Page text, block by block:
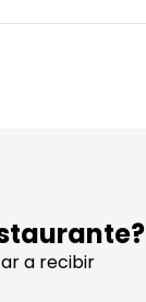
a recibir